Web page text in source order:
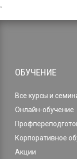
ОБУЧЕНИЕ
Все курсы и
Онлайн-обучение
Корпоративное
Акции